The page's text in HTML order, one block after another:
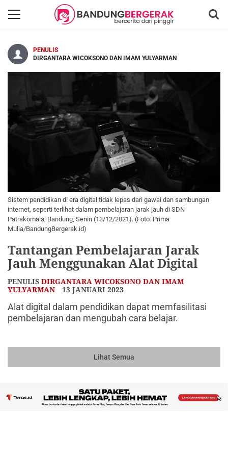
PENULIS
DIRGANTARA WICOKSONO DAN IMAM YULYARMAN
Sistem pendidikan di era digital tidak lepas dari gawai dan sambungan
internet, seperti terlihat dalam pembelajaran jarak jauh di SDN
Patrakomala, Bandung, Senin (13/12/2021). (Foto: Prima
Mulia/BandungBergerak.id)
Tantangan Pembelajaran Jarak
Jauh Menggunakan Alat Digital
PENULIS DIRGANTARA WICOKSONO DAN IMAM
YULYARMAN
13 JANUARI 2023
Alat digital dalam pendidikan dapat memfasilitasi
pembelajaran dan mengubah cara belajar.
Lihat Semua